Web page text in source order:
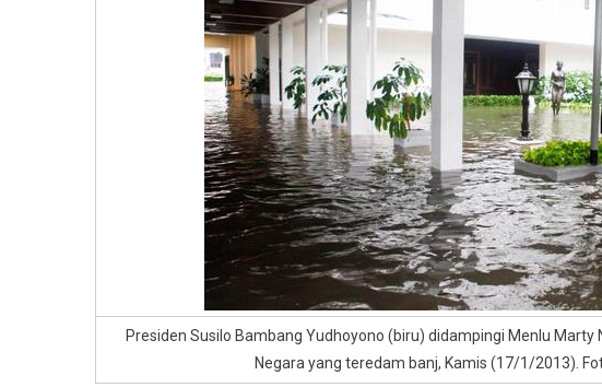
Tetapkan
Penanggulangan
Banjir
Presiden Susilo Bambang Yudhoyono (biru) didampingi Menlu
Negara yang teredam banj, Kamis (17/1/2013).